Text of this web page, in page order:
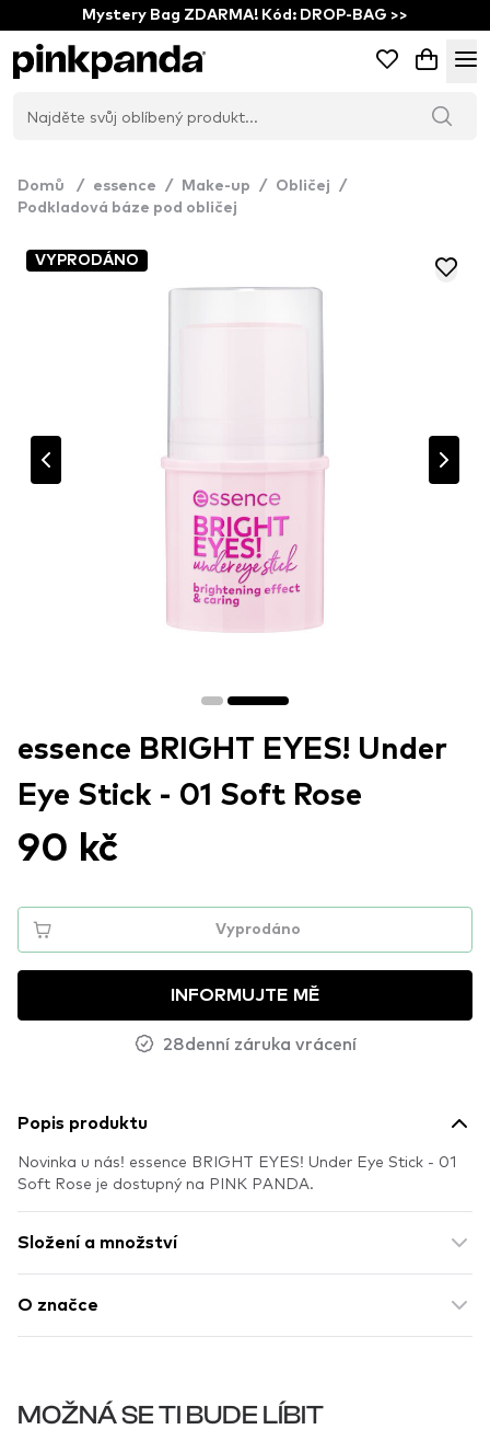
Mystery Bag ZDARMA! Kód: DROP-BAG >>
Domů / essence / Make-up / Obličej
/
Podkladová báze pod obličej
VYPRODÁNO
essence BRIGHT EYES! Under
Eye Stick - 01 Soft Rose
90 kč
Vyprodáno
INFORMUJTE MĚ
28denní záruka vrácení
Popis produktu
Novinka u nás! essence BRIGHT EYES! Under Eye Stick - 01
Soft Rose je dostupný na PINK PANDA.
Složení a množství
O značce
MOŽNÁ SE TI BUDE LÍBIT